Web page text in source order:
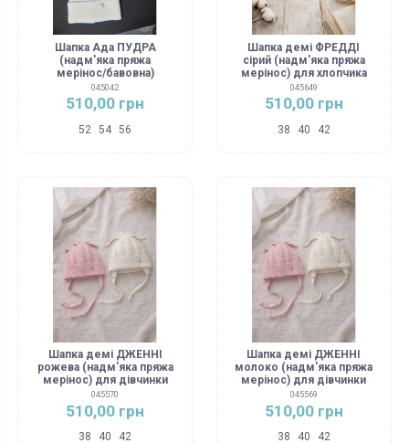
Шапка Ада ПУДРА
(надм'яка пряжа
мерінос/бавовна)
045042
510,00 грн
52 54 56
Шапка демі ФРЕДДІ
сірий (надм'яка пряжа
мерінос) для хлопчика
045649
510,00 грн
38 40 42
Шапка демі ДЖЕННІ
рожева (надм'яка пряжа
мерінос) для дівчинки
045570
510,00 грн
38 40 42
Шапка демі ДЖЕННІ
молоко (надм'яка пряжа
мерінос) для дівчинки
045569
510,00 грн
38 40 42